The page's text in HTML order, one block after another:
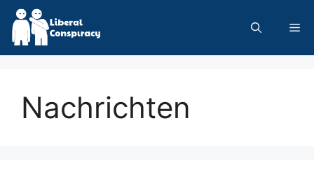
Skip
content
Nachrichten